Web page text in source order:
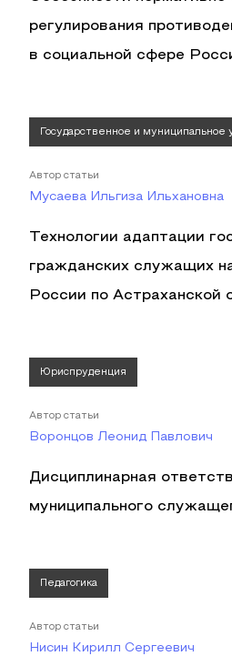
регулирования
в социальной сфере
Государственное и муниципальное
Автор статьи
Мусаева Ильгиза Ильхановна
Технологии адаптации
гражданских служащих
России по Астраханской
Юриспруденция
Автор статьи
Воронцов Леонид Павлович
Дисциплинарная
муниципального
Педагогика
Автор статьи
Нисин Кирилл Сергеевич